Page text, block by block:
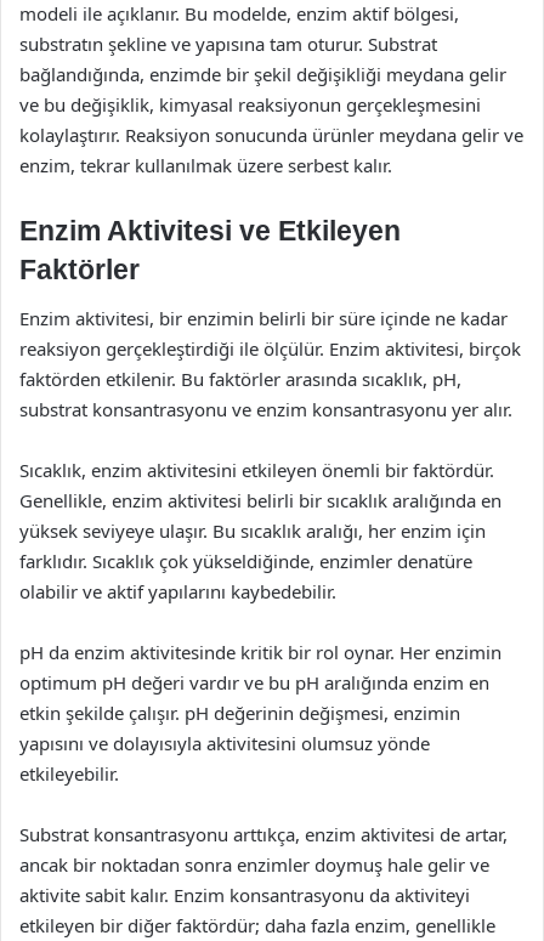
modeli ile açıklanır. Bu modelde, enzim aktif bölgesi,
substratın şekline ve yapısına tam oturur. Substrat
bağlandığında, enzimde bir şekil değişikliği meydana gelir
ve bu değişiklik, kimyasal reaksiyonun gerçekleşmesini
kolaylaştırır. Reaksiyon sonucunda ürünler meydana gelir ve
enzim, tekrar kullanılmak üzere serbest kalır.
Enzim Aktivitesi ve Etkileyen
Faktörler
Enzim aktivitesi, bir enzimin belirli bir süre içinde ne kadar
reaksiyon gerçekleştirdiği ile ölçülür. Enzim aktivitesi, birçok
faktörden etkilenir. Bu faktörler arasında sıcaklık, pH,
substrat konsantrasyonu ve enzim konsantrasyonu yer alır.
Sıcaklık, enzim aktivitesini etkileyen önemli bir faktördür.
Genellikle, enzim aktivitesi belirli bir sıcaklık aralığında en
yüksek seviyeye ulaşır. Bu sıcaklık aralığı, her enzim için
farklıdır. Sıcaklık çok yükseldiğinde, enzimler denatüre
olabilir ve aktif yapılarını kaybedebilir.
pH da enzim aktivitesinde kritik bir rol oynar. Her enzimin
optimum pH değeri vardır ve bu pH aralığında enzim en
etkin şekilde çalışır. pH değerinin değişmesi, enzimin
yapısını ve dolayısıyla aktivitesini olumsuz yönde
etkileyebilir.
Substrat konsantrasyonu arttıkça, enzim aktivitesi de artar,
ancak bir noktadan sonra enzimler doymuş hale gelir ve
aktivite sabit kalır. Enzim konsantrasyonu da aktiviteyi
etkileyen bir diğer faktördür; daha fazla enzim, genellikle